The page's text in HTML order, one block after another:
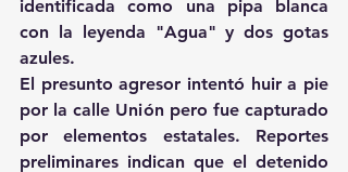
identificada como una pipa blanca
con la leyenda "Agua" y dos gotas
azules.
El presunto agresor intentó huir a pie
por la calle Unión pero fue capturado
por elementos estatales. Reportes
preliminares indican que el detenido